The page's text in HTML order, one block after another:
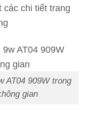
các chi tiết trang
AT04 909W trong
gian